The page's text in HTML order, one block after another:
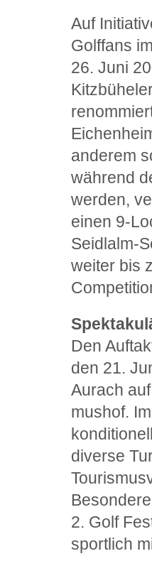
Auf
Golffans
26. Juni
anderem
während
werden,
einen 9-
Seidlalm-
weiter bis
Den
den 21.
Aurach
mushof.
diverse
2. Golf
sportlich